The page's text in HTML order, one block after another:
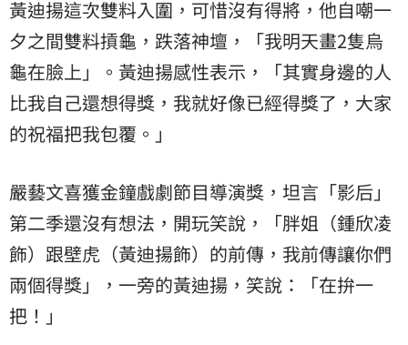
黃迪揚這次雙料入圍，可惜沒有得將，他自嘲一
夕之間雙料摃龜，跌落神壇，「我明天畫2隻烏
龜在臉上」。黃迪揚感性表示，「其實身邊的人
比我自己還想得獎，我就好像已經得獎了，大家
的祝福把我包覆。」
嚴藝文喜獲金鐘戲劇節目導演獎，坦言「影后」
第二季還沒有想法，開玩笑說，「胖姐（鍾欣凌
飾）跟壁虎（黃迪揚飾）的前傳，我前傳讓你們
兩個得獎」，一旁的黃迪揚，笑說：「在拚一
把！」